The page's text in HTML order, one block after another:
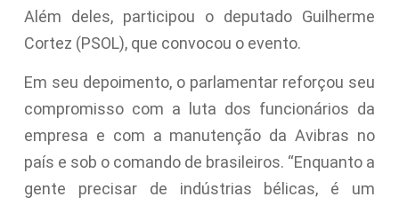
Além deles, participou o deputado Guilherme
Cortez (PSOL), que convocou o evento.
Em seu depoimento, o parlamentar reforçou seu
compromisso com a luta dos funcionários da
empresa e com a manutenção da Avibras no
país e sob o comando de brasileiros. “Enquanto a
gente precisar de indústrias bélicas, é um